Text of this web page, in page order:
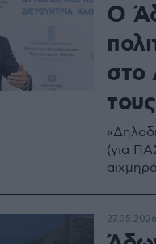
Ο
στο
(για